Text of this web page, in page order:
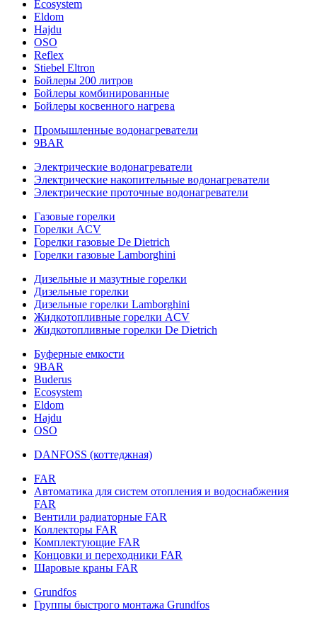
Ecosystem
Eldom
Hajdu
OSO
Reflex
Stiebel Eltron
Бойлеры 200 литров
Бойлеры комбинированные
Бойлеры косвенного нагрева
Промышленные водонагреватели
9BAR
Электрические водонагреватели
Электрические накопительные водонагреватели
Электрические проточные водонагреватели
Газовые горелки
Горелки ACV
Горелки газовые De Dietrich
Горелки газовые Lamborghini
Дизельные и мазутные горелки
Дизельные горелки
Дизельные горелки Lamborghini
Жидкотопливные горелки ACV
Жидкотопливные горелки De Dietrich
Буферные емкости
9BAR
Buderus
Ecosystem
Eldom
Hajdu
OSO
DANFOSS (коттеджная)
FAR
Автоматика для систем отопления и водоснабжения
FAR
Вентили радиаторные FAR
Коллекторы FAR
Комплектующие FAR
Концовки и переходники FAR
Шаровые краны FAR
Grundfos
Группы быстрого монтажа Grundfos